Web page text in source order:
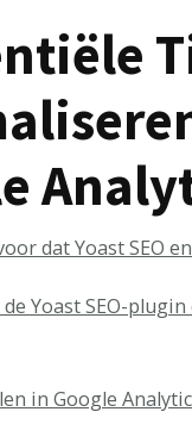
dat Yoast SEO
Yoast SEO-
in Google